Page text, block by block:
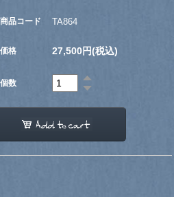
商品コード TA864
価格 27,500円(税込)
個数